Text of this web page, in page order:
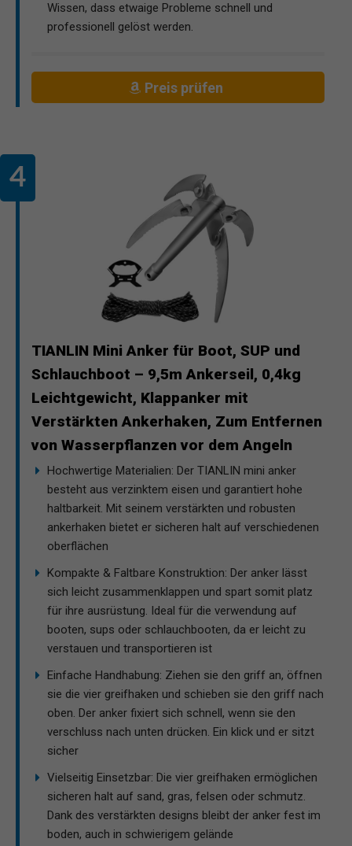
Wissen, dass etwaige Probleme schnell und
professionell gelöst werden.
Preis prüfen
TIANLIN Mini Anker für Boot, SUP und
Schlauchboot – 9,5m Ankerseil, 0,4kg
Leichtgewicht, Klappanker mit
Verstärkten Ankerhaken, Zum Entfernen
von Wasserpflanzen vor dem Angeln
Hochwertige Materialien: Der TIANLIN mini anker
besteht aus verzinktem eisen und garantiert hohe
haltbarkeit. Mit seinem verstärkten und robusten
ankerhaken bietet er sicheren halt auf verschiedenen
oberflächen
Kompakte & Faltbare Konstruktion: Der anker lässt
sich leicht zusammenklappen und spart somit platz
für ihre ausrüstung. Ideal für die verwendung auf
booten, sups oder schlauchbooten, da er leicht zu
verstauen und transportieren ist
Einfache Handhabung: Ziehen sie den griff an, öffnen
sie die vier greifhaken und schieben sie den griff nach
oben. Der anker fixiert sich schnell, wenn sie den
verschluss nach unten drücken. Ein klick und er sitzt
sicher
Vielseitig Einsetzbar: Die vier greifhaken ermöglichen
sicheren halt auf sand, gras, felsen oder schmutz.
Dank des verstärkten designs bleibt der anker fest im
boden, auch in schwierigem gelände